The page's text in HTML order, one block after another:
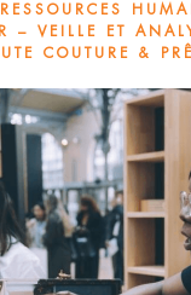
RESSOURCES
– VEILLE ET
COUTURE &